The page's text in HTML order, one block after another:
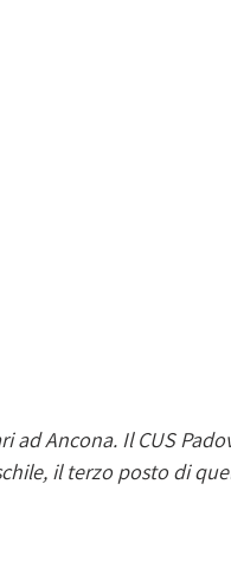
Ancona. Il CUS
il terzo posto di